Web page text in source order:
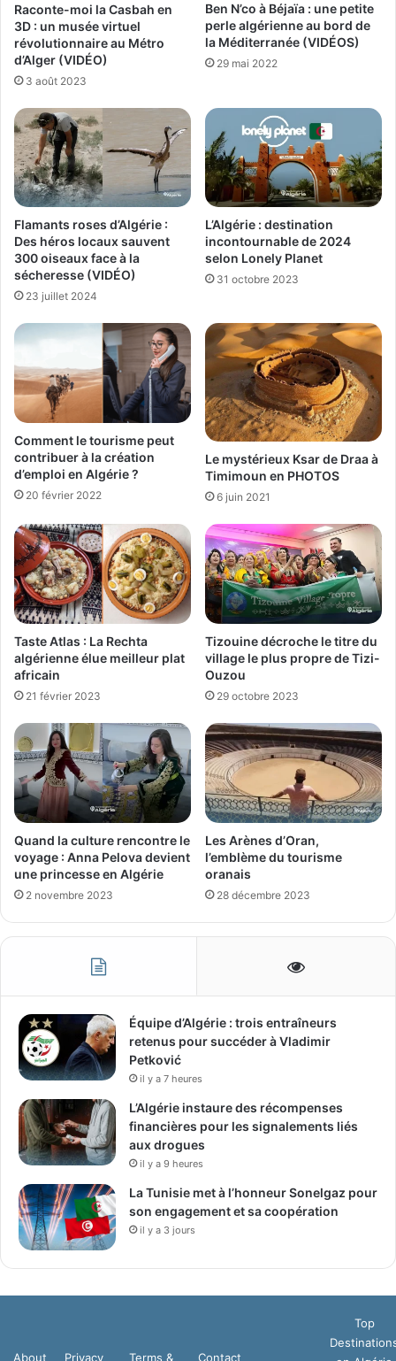
Raconte-moi la Casbah en
3D : un musée virtuel
révolutionnaire au Métro
d’Alger (VIDÉO)
3 août 2023
Ben N’co à Béjaïa : une petite
perle algérienne au bord de
la Méditerranée (VIDÉOS)
29 mai 2022
Flamants roses d’Algérie :
Des héros locaux sauvent
300 oiseaux face à la
sécheresse (VIDÉO)
23 juillet 2024
L’Algérie : destination
incontournable de 2024
selon Lonely Planet
31 octobre 2023
Comment le tourisme peut
contribuer à la création
d’emploi en Algérie ?
20 février 2022
Le mystérieux Ksar de Draa à
Timimoun en PHOTOS
6 juin 2021
Taste Atlas : La Rechta
algérienne élue meilleur plat
africain
21 février 2023
Tizouine décroche le titre du
village le plus propre de Tizi-
Ouzou
29 octobre 2023
Quand la culture rencontre le
voyage : Anna Pelova devient
une princesse en Algérie
2 novembre 2023
Les Arènes d’Oran,
l’emblème du tourisme
oranais
28 décembre 2023
Équipe d’Algérie : trois entraîneurs
retenus pour succéder à Vladimir
Petković
il y a 7 heures
L’Algérie instaure des récompenses
financières pour les signalements liés
aux drogues
il y a 9 heures
La Tunisie met à l’honneur Sonelgaz pour
son engagement et sa coopération
il y a 3 jours
About Privacy Terms & Contact
Top